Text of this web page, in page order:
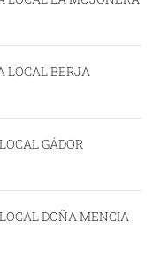
LOCAL BERJA
GÁDOR
DOÑA MENCIA